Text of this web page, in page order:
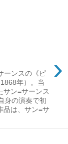
›
ーンスの《ピ
年）。当
サン=サーンス
身の演奏で初
品は、サン=サ